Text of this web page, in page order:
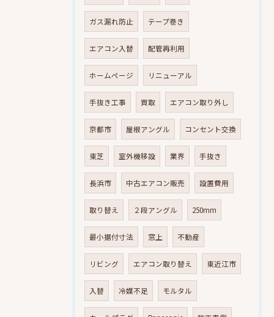
ガス漏れ防止 テープ巻き
エアコン入替 配管再利用
ホームページ リニューアル
手抜き工事 買取 エアコン取り外し
京都市 屋根アングル コンセント交換
東芝 室外機移設 業界 手抜き
長浜市 中古エアコン販売 設置費用
取り替え ２段アングル 250mm
最小据付寸法 窓上 不動産
リビング エアコン取り替え 東近江市
入替 冷媒不足 モルタル